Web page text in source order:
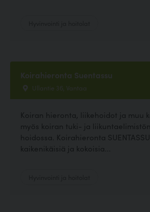
Koirahieronta Suentassu
Ullantie 36, Vantaa
Koiran hieronta, liikehoidot ja muu
myös koiran tuki- ja
hoidossa. Koirahieronta
kaikenikäisiä ja kokoisia...